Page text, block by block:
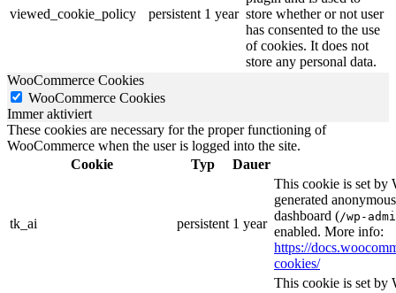
viewed_cookie_policy persistent 1 year store whether or not user
has consented to the use
of cookies. It does not
store any personal data.
WooCommerce Cookies
WooCommerce Cookies
Immer aktiviert
These cookies are necessary for the proper functioning of
WooCommerce when the user is logged into the site.
Cookie
Typ Dauer
tk_ai persistent 1 year
This cookie is set by
generated
dashboard (/wp-
enabled. More info:
https://
cookies/
This cookie is set by